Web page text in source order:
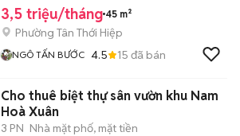
3,5 triệu/tháng 45 m²
Phường Tân Thới Hiệp
NGÔ TẤN BƯỚC 4.5 15 đã bán
Cho thuê biệt thự sân vườn khu Nam
Hoà Xuân
3 PN Nhà mặt phố, mặt tiền